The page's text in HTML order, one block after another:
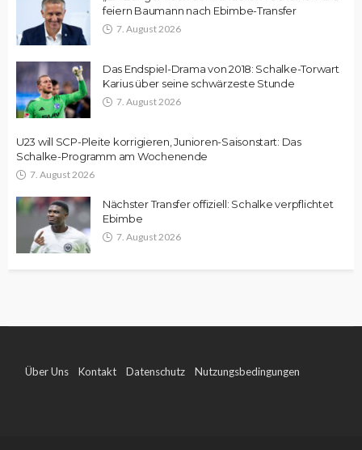
feiern Baumann nach Ebimbe-Transfer
7. August 2026
Das Endspiel-Drama von 2018: Schalke-Torwart
Karius über seine schwärzeste Stunde
7. August 2026
U23 will SCP-Pleite korrigieren, Junioren-Saisonstart: Das
Schalke-Programm am Wochenende
7. August 2026
Nächster Transfer offiziell: Schalke verpflichtet
Ebimbe
7. August 2026
Über Uns Kontakt Datenschutz Nutzungsbedingungen